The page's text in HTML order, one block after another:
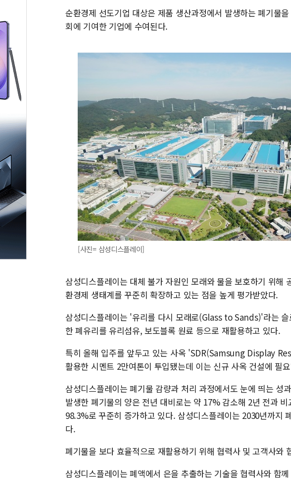
순환경제 선도기업 대상은 제품 생산과정에서 발생하는 폐기물
회에 기여한 기업에 수여된다.
[사진= 삼성디스플레이]
삼성디스플레이는 대체 불가 자원인 모래와 물을 보호하기 위해
환경제 생태계를 꾸준히 확장하고 있는 점을 높게 평가받았다.
삼성디스플레이는 '유리를 다시 모래로(Glass to Sands)'라는
한 폐유리를 유리섬유, 보도블록 원료 등으로 재활용하고 있다.
특히 올해 입주를 앞두고 있는 사옥 'SDR(Samsung Display
활용한 시멘트 2만여톤이 투입됐는데 이는 신규 사옥 건설에 필
삼성디스플레이는 폐기물 감량과 처리 과정에서도 눈에 띄는 성
발생한 폐기물의 양은 전년 대비로는 약 17% 감소해 2년 전과
98.3%로 꾸준히 증가하고 있다. 삼성디스플레이는 2030년까지
다.
폐기물을 보다 효율적으로 재활용하기 위해 협력사 및 고객사와
삼성디스플레이는 폐액에서 은을 추출하는 기술을 협력사와 함